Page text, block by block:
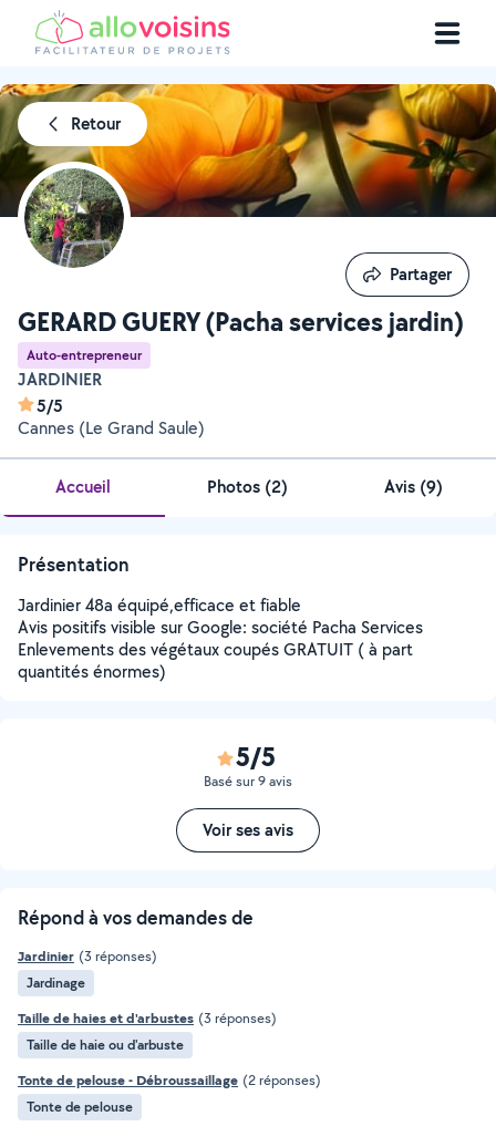
Retour
GERARD GUERY (Pacha services jardin)
Auto-entrepreneur
JARDINIER
5/5
Cannes (Le Grand Saule)
Partager
Partager
Accueil Photos (2) Avis (9)
Présentation
Jardinier 48a équipé,efficace et fiable
Avis positifs visible sur Google: société Pacha Services
Enlevements des végétaux coupés GRATUIT ( à part
quantités énormes)
5/5
Basé sur 9 avis
Voir ses avis
Répond à vos demandes de
Jardinier (3 réponses)
Jardinage
Taille de haies et d'arbustes (3 réponses)
Taille de haie ou d'arbuste
Tonte de pelouse - Débroussaillage (2 réponses)
Tonte de pelouse